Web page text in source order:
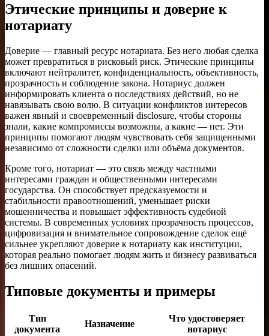
Этические принципы и доверие к
нотариату
Доверие — главный ресурс нотариата. Без него любая сделка
может превратиться в рисковый риск. Этические принципы
включают нейтралитет, конфиденциальность, объективность,
прозрачность и соблюдение закона. Нотариус должен
информировать клиента о последствиях действий, но не
навязывать свою волю. В ситуации конфликтов интересов
важен явный и своевременный disclosure, чтобы стороны
знали, какие компромиссы возможны, а какие — нет. Эти
принципы помогают людям чувствовать себя защищенными
независимо от сложности сделки или объёма документов.
Кроме того, нотариат — это связь между частными
интересами граждан и общественными интересами
государства. Он способствует предсказуемости и
стабильности правоотношений, уменьшает риски
мошенничества и повышает эффективность судебной
системы. В современных условиях прозрачность процессов,
цифровизация и внимательное сопровождение сделок ещё
сильнее укрепляют доверие к нотариату как институции,
которая реально помогает людям жить и бизнесу развиваться
без лишних опасений.
Типовые документы и примеры
Тип
документа
Назначение
Что удостоверяет
нотариус